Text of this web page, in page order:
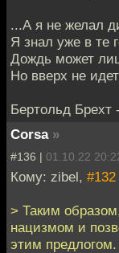
...А я не желал
Я знал уже в те
Дождь может
Но вверх не
Бертольд
Corsa »
#136 | 01.10.22
Кому: zibel, #132
> Таким
нацизмом и
этим предлогом.